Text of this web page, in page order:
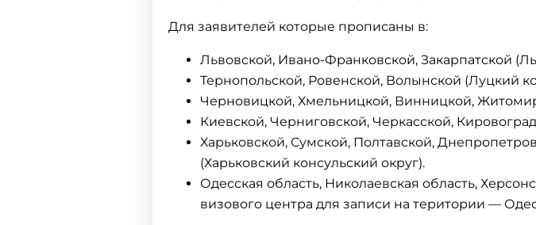
Для заявителей которые прописаны в:
Львовской, Ивано-Франковской, Закарпатской
Тернопольской, Ровенской, Волынской (Луцкий
Черновицкой, Хмельницкой, Винницкой,
Киевской, Черниговской, Черкасской,
Харьковской, Сумской, Полтавской,
(Харьковский консульский округ).
Одесская область, Николаевская область,
визового центра для записи на територии —